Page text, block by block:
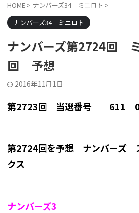
HOME > ナンバーズ34 ミニロト >
ナンバーズ34 ミニロト
ナンバーズ第2724回
回 予想
2016年11月1日
第2723回 当選番号 611
第2724回を予想 ナンバーズ
クス
ナンバーズ3